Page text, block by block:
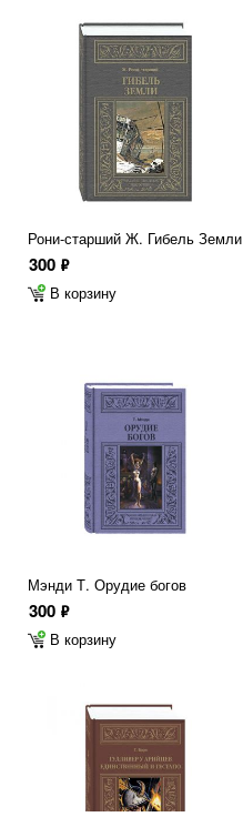
Рони-старший Ж. Гибель Земли
300 ф
В корзину
Мэнди Т. Орудие богов
300 ф
В корзину